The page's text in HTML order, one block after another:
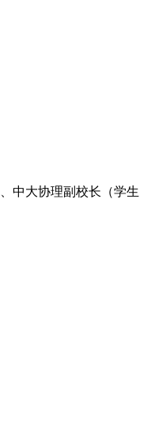
中大协理副校长（学生